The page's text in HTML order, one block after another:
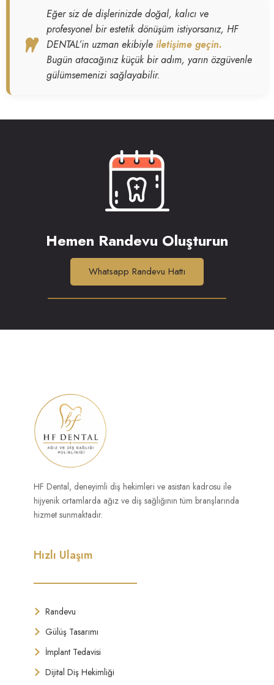
Eğer siz de dişlerinizde doğal, kalıcı ve
profesyonel bir estetik dönüşüm istiyorsanız, HF
DENTAL’in uzman ekibiyle iletişime geçin.
Bugün atacağınız küçük bir adım, yarın özgüvenle
gülümsemenizi sağlayabilir.
Hemen Randevu Oluşturun
Whatsapp Randevu Hattı
HF Dental, deneyimli diş hekimleri ve asistan kadrosu ile
hijyenik ortamlarda ağız ve diş sağlığının tüm branşlarında
hizmet sunmaktadır.
Hızlı Ulaşım
Randevu
Gülüş Tasarımı
İmplant Tedavisi
Dijital Diş Hekimliği